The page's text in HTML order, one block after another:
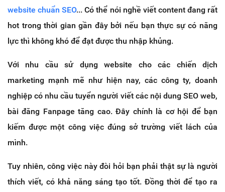
website chuẩn SEO... Có thể nói nghề viết content đang rất
hot trong thời gian gần đây bởi nếu bạn thực sự có năng
lực thì không khó để đạt được thu nhập khủng.
Với nhu cầu sử dụng website cho các chiến dịch
marketing mạnh mẽ như hiện nay, các công ty, doanh
nghiệp có nhu cầu tuyển người viết các nội dung SEO web,
bài đăng Fanpage tăng cao. Đây chính là cơ hội để bạn
kiếm được một công việc đúng sở trường viết lách của
mình.
Tuy nhiên, công việc này đòi hỏi bạn phải thật sự là người
thích viết, có khả năng sáng tạo tốt. Đồng thời để tạo ra